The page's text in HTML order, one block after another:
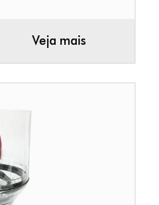
Veja mais